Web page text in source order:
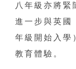
八年級亦將
進一步與英
年級開始入學
教育體驗。